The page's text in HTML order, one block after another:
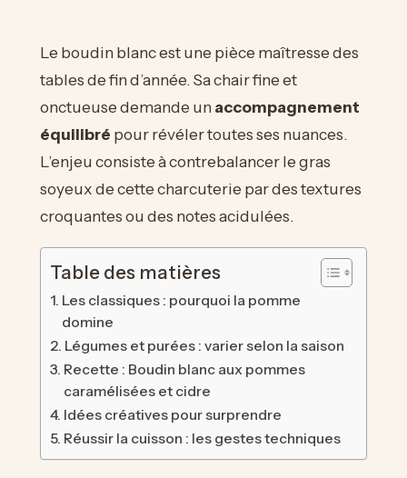
Le boudin blanc est une pièce maîtresse des
tables de fin d’année. Sa chair fine et
onctueuse demande un accompagnement
équilibré pour révéler toutes ses nuances.
L’enjeu consiste à contrebalancer le gras
soyeux de cette charcuterie par des textures
croquantes ou des notes acidulées.
Table des matières
Les classiques : pourquoi la pomme
domine
Légumes et purées : varier selon la saison
Recette : Boudin blanc aux pommes
caramélisées et cidre
Idées créatives pour surprendre
Réussir la cuisson : les gestes techniques